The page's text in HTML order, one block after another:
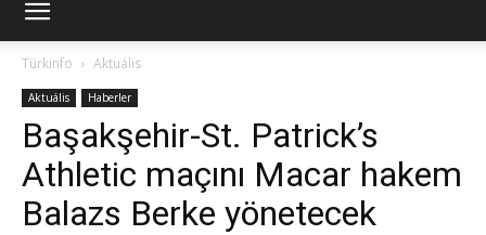
Türkinfo
Aktuális
Aktuális Haberler
Başakşehir-St. Patrick’s
Athletic maçını Macar hakem
Balazs Berke yönetecek